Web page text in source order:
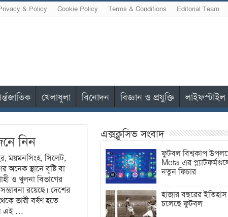
& Policy Cookie Policy Terms & Conditions Editorial Team
খেলাধুলা বিনোদন বিজ্ঞান ও প্রযুক্তি লাইফস্টাইল
নিন
ময়মনসিংহ, সিলেট,
অনেক স্থানে বৃষ্টি বা
ও খুলনা বিভাগের
রয়েছে। দেশের
ভারী বর্ষণ হতে
এই …
এক্সক্লুসিভ সংবাদ
ফুটবল বিশ্বকাপ
Meta-এর
নতুন ফিচার
হাজার বছরের
চলেছে ফুটবল